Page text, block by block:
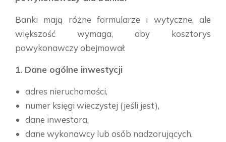
Banki mają różne formularze i wytyczne, ale
większość wymaga, aby kosztorys
powykonawczy obejmował:
1. Dane ogólne inwestycji
adres nieruchomości,
numer księgi wieczystej (jeśli jest),
dane inwestora,
dane wykonawcy lub osób nadzorujących,